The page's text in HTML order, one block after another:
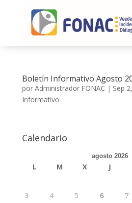
Boletín Informativo Agosto
por Administrador FONAC | Sep
Informativo
Calendario
agosto 2026
L M X J
3
4 5 6 7